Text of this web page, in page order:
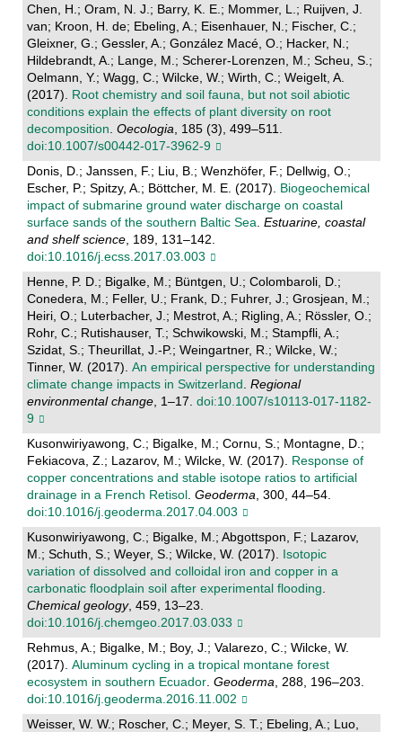
Chen, H.; Oram, N. J.; Barry, K. E.; Mommer, L.; Ruijven, J.
van; Kroon, H. de; Ebeling, A.; Eisenhauer, N.; Fischer, C.;
Gleixner, G.; Gessler, A.; González Macé, O.; Hacker, N.;
Hildebrandt, A.; Lange, M.; Scherer-Lorenzen, M.; Scheu, S.;
Oelmann, Y.; Wagg, C.; Wilcke, W.; Wirth, C.; Weigelt, A.
(2017). Root chemistry and soil fauna, but not soil abiotic
conditions explain the effects of plant diversity on root
decomposition Oecologia , 185 (3), 499–511.
doi:10.1007/s00442-017-3962-9
Donis, D.; Janssen, F.; Liu, B.; Wenzhöfer, F.; Dellwig, O.;
Escher, P.; Spitzy, A.; Böttcher, M. E. (2017). Biogeochemical
impact of submarine ground water discharge on coastal
surface sands of the southern Baltic Sea Estuarine, coastal
and shelf science, 189, 131–142.
doi:10.1016/j.ecss.2017.03.003
Henne, P. D.; Bigalke, M.; Büntgen, U.; Colombaroli, D.;
Conedera, M.; Feller, U.; Frank, D.; Fuhrer, J.; Grosjean, M.;
Heiri, O.; Luterbacher, J.; Mestrot, A.; Rigling, A.; Rössler, O.;
Rohr, C.; Rutishauser, T.; Schwikowski, M.; Stampfli, A.;
Szidat, S.; Theurillat, J.-P.; Weingartner, R.; Wilcke, W.;
Tinner, W. (2017). An empirical perspective for understanding
climate change impacts in Switzerland Regional
environmental change, 1–17. doi:10.1007/s10113-017-1182-
9
Kusonwiriyawong, C.; Bigalke, M.; Cornu, S.; Montagne, D.;
Fekiacova, Z.; Lazarov, M.; Wilcke, W. (2017). Response of
copper concentrations and stable isotope ratios to artificial
drainage in a French Retisol. Geoderma , 300, 44–54.
doi:10.1016/j.geoderma.2017.04.003
Kusonwiriyawong, C.; Bigalke, M.; Abgottspon, F.; Lazarov,
M.; Schuth, S.; Weyer, S.; Wilcke, W. (2017). Isotopic
variation of dissolved and colloidal iron and copper in a
carbonatic floodplain soil after experimental flooding
Chemical geology, 459, 13–23.
doi:10.1016/j.chemgeo.2017.03.033
Rehmus, A.; Bigalke, M.; Boy, J.; Valarezo, C.; Wilcke, W.
(2017). Aluminum cycling in a tropical montane forest
ecosystem in southern Ecuador. Geoderma , 288, 196–203.
doi:10.1016/j.geoderma.2016.11.002
Weisser, W. W.; Roscher, C.; Meyer, S. T.; Ebeling, A.; Luo,